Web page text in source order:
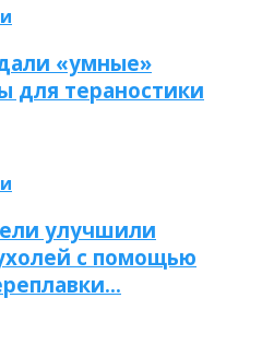
«умные»
для тераностики
улучшили
с помощью